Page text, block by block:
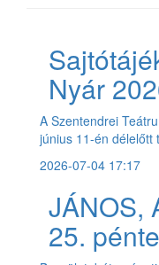
Nyár
A Szentendrei
június 11-én délelőtt
2026-07-04 17:17
JÁNOS,
25.